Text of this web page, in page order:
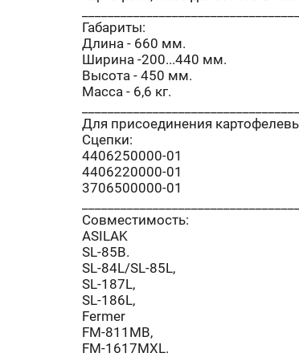
Габариты:
Длина - 660 мм.
Ширина -200...440 мм.
Высота - 450 мм.
Масса - 6,6 кг.
Для присоединения
Сцепки:
4406250000-01
4406220000-01
3706500000-01
Совместимость:
ASILAK
SL-85B.
SL-84L/SL-85L,
SL-187L,
SL-186L,
Fermer
FM-811MB,
FM-1617MXL.